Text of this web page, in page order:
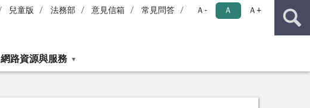
兒童版 法務部 意見信箱 常見問答 Ａ- Ａ Ａ+
網路資源與服務